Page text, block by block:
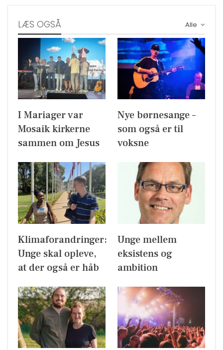
Alle
LÆS OGSÅ
I Mariager var
Mosaik kirkerne
sammen om Jesus
Nye børnesange –
som også er til
voksne
Klimaforandringer:
Unge skal opleve,
at der også er håb
Unge mellem
eksistens og
ambition